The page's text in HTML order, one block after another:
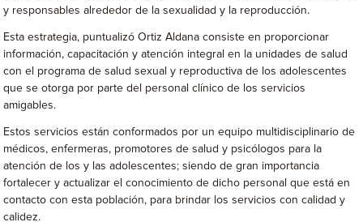
y responsables alrededor de la sexualidad y la reproducción.
Esta estrategia, puntualizó Ortiz Aldana consiste en proporcionar
información, capacitación y atención integral en la unidades de salud
con el programa de salud sexual y reproductiva de los adolescentes
que se otorga por parte del personal clínico de los servicios
amigables.
Estos servicios están conformados por un equipo multidisciplinario de
médicos, enfermeras, promotores de salud y psicólogos para la
atención de los y las adolescentes; siendo de gran importancia
fortalecer y actualizar el conocimiento de dicho personal que está en
contacto con esta población, para brindar los servicios con calidad y
calidez.